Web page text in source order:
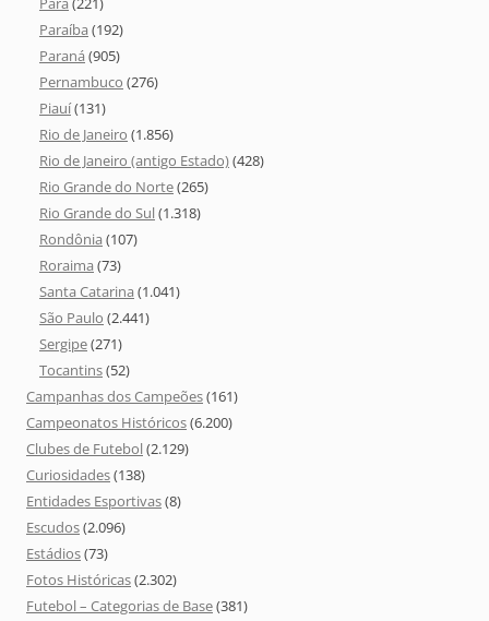
Paraíba (192)
Paraná (905)
Pernambuco (276)
Piauí(131)
Rio de Janeiro (1.856)
Rio de Janeiro (antigo Estado)(428)
Rio Grande do Norte(265)
Rio Grande do Sul(1.318)
Rondônia (107)
Roraima (73)
Santa Catarina (1.041)
São Paulo (2.441)
Sergipe(271)
Tocantins(52)
Campanhas dos Campeões(161)
Campeonatos Históricos(6.200)
Clubes de Futebol(2.129)
Curiosidades(138)
Entidades Esportivas(8)
Escudos(2.096)
Estádios(73)
Fotos Históricas(2.302)
Futebol – Categorias de Base(381)